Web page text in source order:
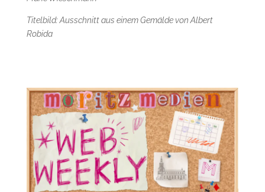
Titelbild: Ausschnitt aus einem Gemälde von Albert
Robida